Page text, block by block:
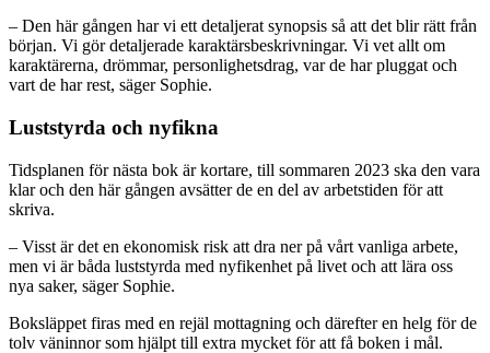
– Den här gången har vi ett detaljerat synopsis så att det blir rätt från
början. Vi gör detaljerade karaktärsbeskrivningar. Vi vet allt om
karaktärerna, drömmar, personlighetsdrag, var de har pluggat och
vart de har rest, säger Sophie.
Luststyrda och nyfikna
Tidsplanen för nästa bok är kortare, till sommaren 2023 ska den vara
klar och den här gången avsätter de en del av arbetstiden för att
skriva.
– Visst är det en ekonomisk risk att dra ner på vårt vanliga arbete,
men vi är båda luststyrda med nyfikenhet på livet och att lära oss
nya saker, säger Sophie.
Boksläppet firas med en rejäl mottagning och därefter en helg för de
tolv väninnor som hjälpt till extra mycket för att få boken i mål.